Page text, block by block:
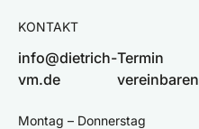
KONTAKT
info@dietrich-
vm.de
Termin
vereinbaren
Montag – Donnerstag